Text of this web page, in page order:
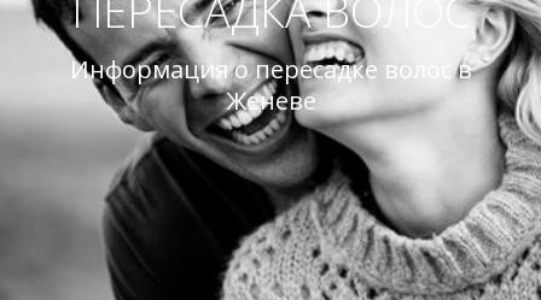
Информация о пересадке волос в
Женеве